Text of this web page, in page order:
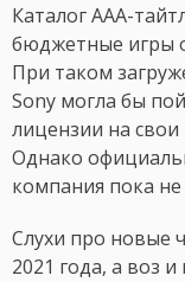
Каталог ААА-
бюджетные игры
При таком
Sony могла бы
лицензии на
Однако
компания пока не
Слухи про новые
2021 года, а воз